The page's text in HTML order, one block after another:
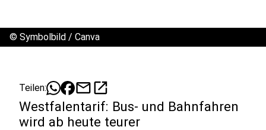
© Symbolbild / Canva
Teilen: mailopen_in_new
Westfalentarif: Bus- und Bahnfahren
wird ab heute teurer